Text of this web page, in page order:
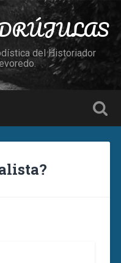
del Historiador